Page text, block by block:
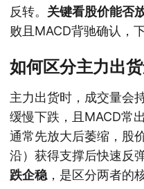
反转。 关键看股价能否
败且MACD背驰确认，
如何区分主力出
主力出货时，成交量会
缓慢下跌，且MACD常
通常先放大后萎缩，股
沿）获得支撑后快速反弹
跌企稳 ，是区分两者的